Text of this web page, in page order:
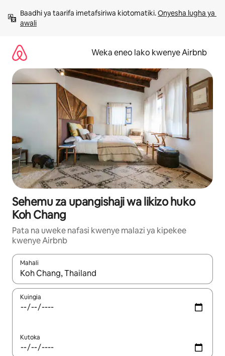
kwenda
kwenye
Baadhi ya taarifa imetafsiriwa kiotomatiki. Onyesha lugha ya
awali
Weka eneo lako kwenye Airbnb
Sehemu za upangishaji wa likizo huko
Koh Chang
Pata na uweke nafasi kwenye malazi ya kipekee
kwenye Airbnb
Mahali
Wakati matokeo yanapatikana, vinjari kwa kutumia vitufe vya
Kuingia
Kutoka